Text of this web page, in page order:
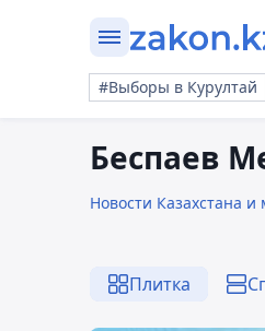
#Выборы в Курултай
Беспаев
Новости Казахстана и
Плитка